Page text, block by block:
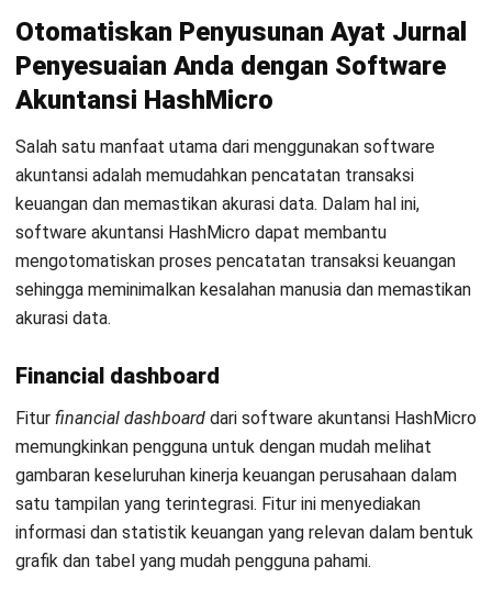
RAB Generator: Buat Rencana
Anggaran Biaya Proyek Gratis
Kinan Eliana
Apa Itu Cost Reduction? Pengertian,
Implementasi Lengkap